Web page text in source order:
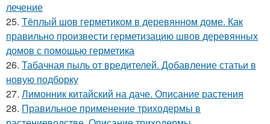
лечение
25. Тёплый шов герметиком в деревянном доме. Как
правильно произвести герметизацию швов деревянных
домов с помощью герметика
26. Табачная пыль от вредителей. Добавление статьи в
новую подборку
27. Лимонник китайский на даче. Описание растения
28. Правильное применение триходермы в